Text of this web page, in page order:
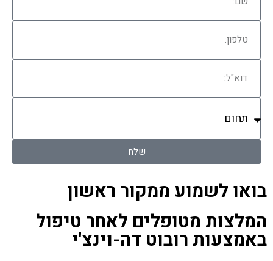
שלח
בואו לשמוע ממקור ראשון
המלצות מטופלים לאחר טיפול
באמצעות רובוט דה-וינצ'י